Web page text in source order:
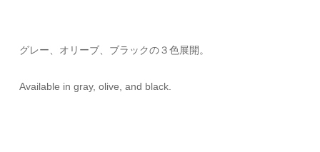
グレー、オリーブ、ブラックの３色展開。
Available in gray, olive, and black.